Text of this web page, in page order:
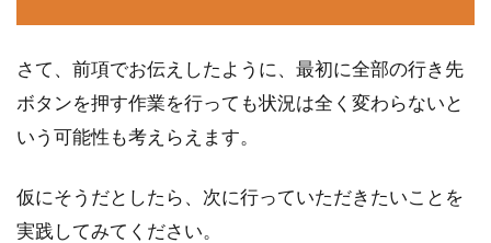
しょう。...
外壁や外壁の種類をご紹介
さて、前項でお伝えしたように、最初に全部の行き先
ボタンを押す作業を行っても状況は全く変わらないと
いう可能性も考えらえます。
仮にそうだとしたら、次に行っていただきたいことを
実践してみてください。